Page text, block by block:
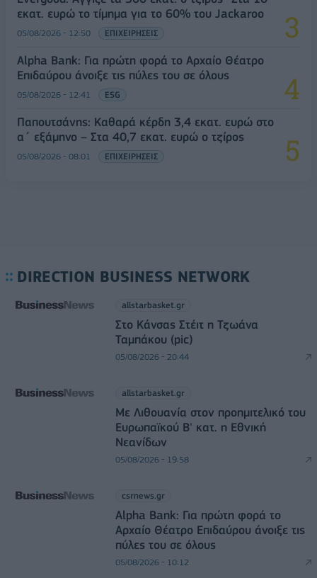
εκατ. ευρώ το τίμημα για το 60% του Jackaroo
05/08/2026 - 12:50 ΕΠΙΧΕΙΡΗΣΕΙΣ
Alpha Bank: Για πρώτη φορά το Αρχαίο Θέατρο
Επιδαύρου άνοιξε τις πύλες του σε όλους
05/08/2026 - 12:41 ESG
Παπουτσάνης: Καθαρά κέρδη 3,4 εκατ. ευρώ στο
α΄ εξάμηνο – Στα 40,7 εκατ. ευρώ ο τζίρος
05/08/2026 - 08:01 ΕΠΙΧΕΙΡΗΣΕΙΣ
DIRECTION BUSINESS NETWORK
allstarbasket.gr
Στο Κάνσας Στέιτ η Τζωάνα
Ταμπάκου (pic)
05/08/2026 - 20:44
allstarbasket.gr
Με Λιθουανία στον προημιτελικό του
Ευρωπαϊκού Β' κατ. η Εθνική
Νεανίδων
05/08/2026 - 19:58
csrnews.gr
Alpha Bank: Για πρώτη φορά το
Αρχαίο Θέατρο Επιδαύρου άνοιξε τις
πύλες του σε όλους
05/08/2026 - 10:12